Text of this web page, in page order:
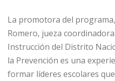
La promotora del
Romero, jueza
Instrucción del Distrito
la Prevención es una
formar líderes escolares